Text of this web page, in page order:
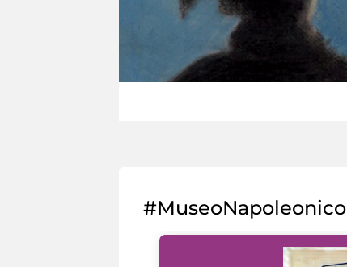
#MuseoNapoleonico